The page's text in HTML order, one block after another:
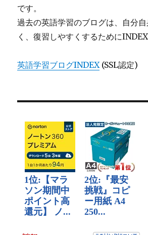
です。
過去の英語学習のブログは、自分
く、復習しやすくするためにINDEX
英語学習ブログINDEX(SSL認定)